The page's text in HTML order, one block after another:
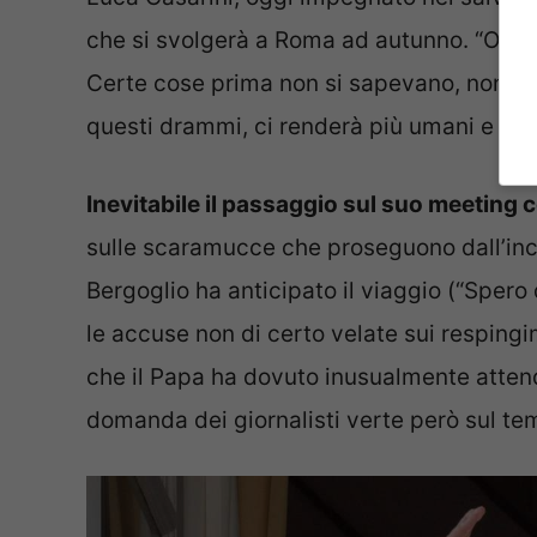
che si svolgerà a Roma ad autunno.
Certe cose prima non si sapevano, non
questi drammi, ci renderà più umani e
Inevitabile il passaggio sul suo meeting
sulle scaramucce che proseguono
Bergoglio ha anticipato il viaggio
le accuse non di certo velate sui
che il Papa ha dovuto inusualmente
domanda dei giornalisti verte però sul